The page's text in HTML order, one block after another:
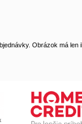
Obrázok má len